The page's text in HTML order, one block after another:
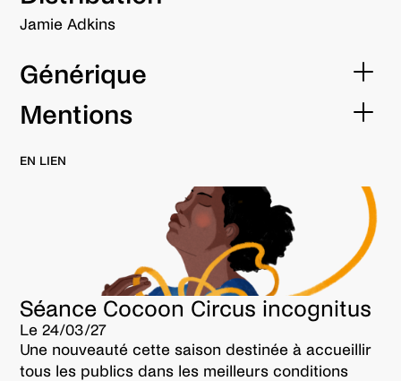
Jamie Adkins
Générique
Spectacle créé et interprété par
Jamie ADKINS
Nicolas DESCAUTEAUX
Mentions
EN LIEN
Séance Cocoon Circus incognitus
Le 24/03/27
Une nouveauté cette saison destinée à accueillir
tous les publics dans les meilleurs conditions